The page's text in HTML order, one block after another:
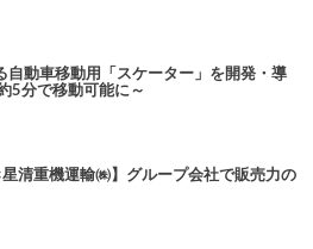
自動車移動用「スケーター」を開発・導
5分で移動可能に～
清重機運輸㈱】グループ会社で販売力の